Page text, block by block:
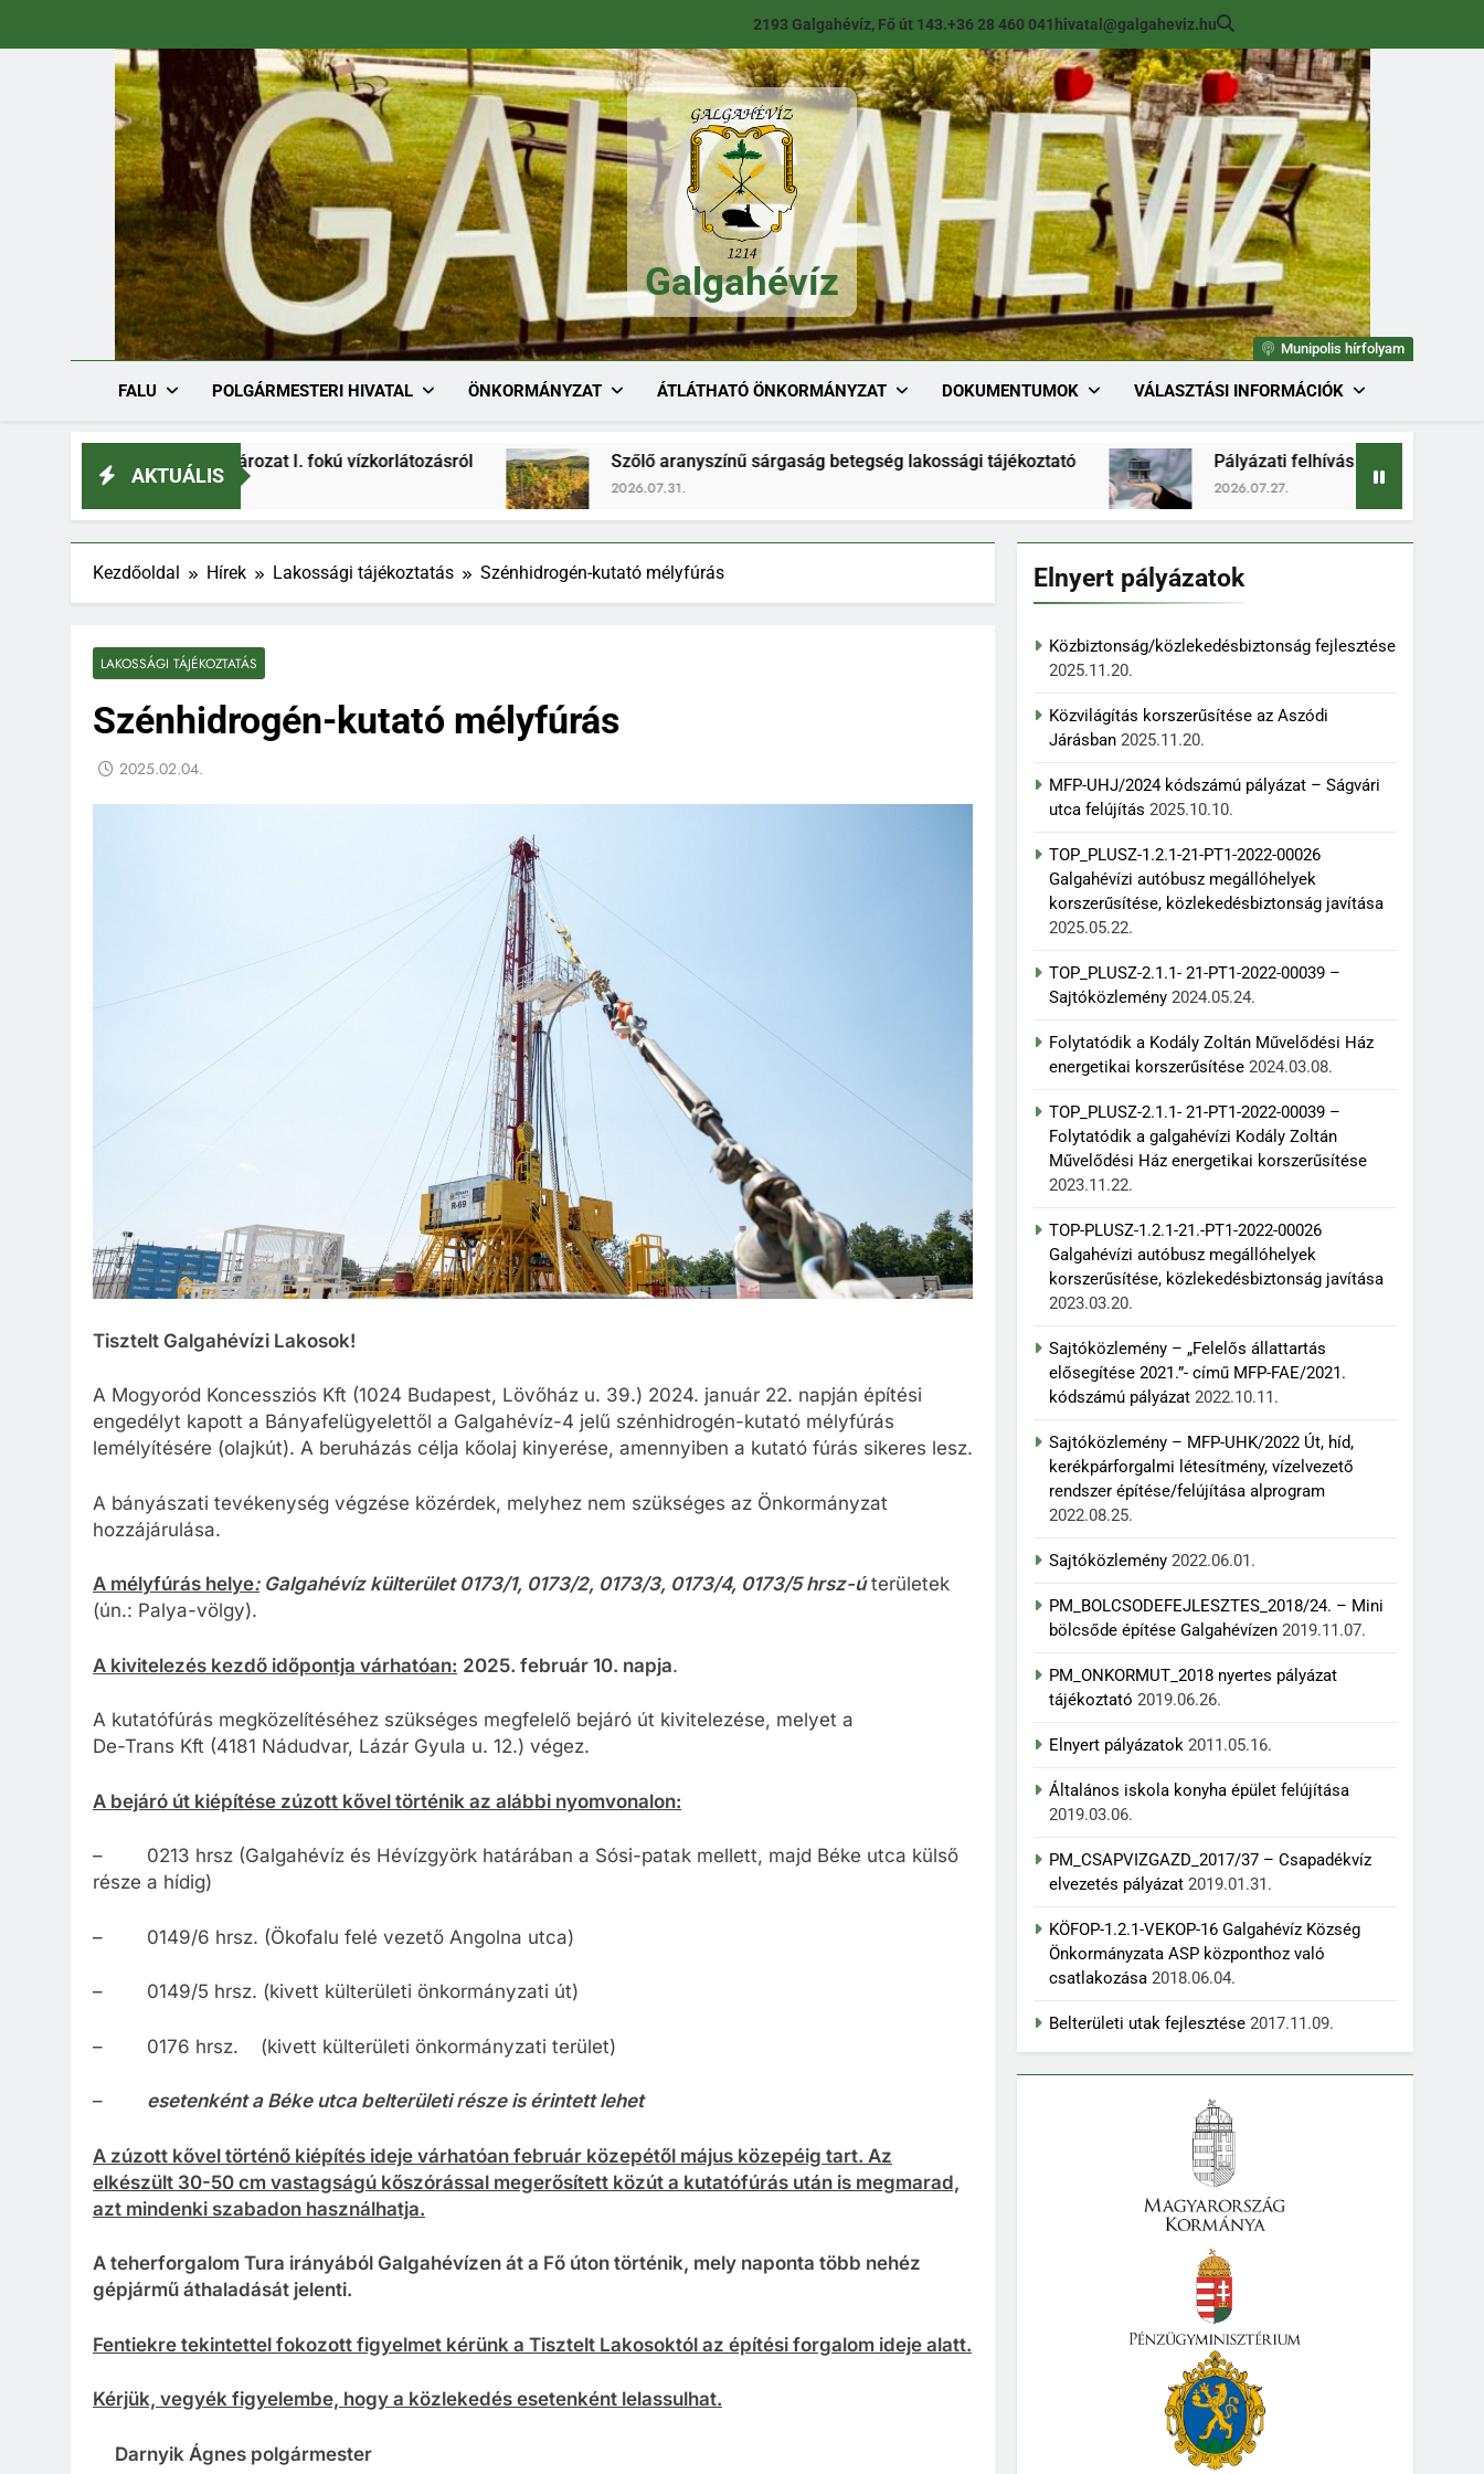
2193 Galgahévíz, Fő út 143.+36 28 460 041 hivatal@galgaheviz.hu
Galgahévíz
Galgahévíz
Munipolis hírfolyam
FALU POLGÁRMESTERI HIVATAL ÖNKORMÁNYZAT ÁTLÁTHATÓ ÖNKORMÁNYZAT DOKUMENTUMOK VÁLASZTÁSI INFORMÁCIÓK
AKTUÁLIS
1/2026. határozat I. fokú vízkorlátozásról Szőlő aranyszínű sárgaság betegség lakossági tájékoztató
2026.07.31.
Pályázati felhívás (módosított) ingatlan
2026.07.27.
Kezdőoldal Hírek Lakossági tájékoztatás Szénhidrogén-kutató mélyfúrás
LAKOSSÁGI TÁJÉKOZTATÁS
Szénhidrogén-kutató mélyfúrás
2025.02.04.
Tisztelt Galgahévízi Lakosok!
A Mogyoród Koncessziós Kft (1024 Budapest, Lövőház u. 39.) 2024. január 22. napján építési
engedélyt kapott a Bányafelügyelettől a Galgahévíz-4 jelű szénhidrogén-kutató mélyfúrás
lemélyítésére (olajkút). A beruházás célja kőolaj kinyerése, amennyiben a kutató fúrás sikeres lesz.
A bányászati tevékenység végzése közérdek, melyhez nem szükséges az Önkormányzat
hozzájárulása.
A mélyfúrás helye:Galgahévíz külterület 0173/1, 0173/2, 0173/3, 0173/4, 0173/5 hrsz-úterületek
(ún.: Palya-völgy).
A kivitelezés kezdő időpontja várhatóan: 2025. február 10. napja.
A kutatófúrás megközelítéséhez szükséges megfelelő bejáró út kivitelezése, melyet a
De-Trans Kft (4181 Nádudvar, Lázár Gyula u. 12.) végez.
A bejáró út kiépítése zúzott kővel történik az alábbi nyomvonalon:
– 0213 hrsz (Galgahévíz és Hévízgyörk határában a Sósi-patak mellett, majd Béke utca külső
része a hídig)
– 0149/6 hrsz. (Ökofalu felé vezető Angolna utca)
– 0149/5 hrsz. (kivett külterületi önkormányzati út)
– 0176 hrsz. (kivett külterületi önkormányzati terület)
– esetenként a Béke utca belterületi része is érintett lehet
A zúzott kővel történő kiépítés ideje várhatóan február közepétől május közepéig tart. Az
elkészült 30-50 cm vastagságú kőszórással megerősített közút a kutatófúrás után is megmarad,
azt mindenki szabadon használhatja.
A teherforgalom Tura irányából Galgahévízen át a Fő úton történik, mely naponta több nehéz
gépjármű áthaladását jelenti.
Fentiekre tekintettel fokozott figyelmet kérünk a Tisztelt Lakosoktól az építési forgalom ideje alatt.
Kérjük, vegyék figyelembe, hogy a közlekedés esetenként lelassulhat.
Darnyik Ágnes polgármester
Elnyert pályázatok
Közbiztonság/közlekedésbiztonság fejlesztése
2025.11.20.
Közvilágítás korszerűsítése az Aszódi
Járásban 2025.11.20.
MFP-UHJ/2024 kódszámú pályázat – Ságvári
utca felújítás 2025.10.10.
TOP_PLUSZ-1.2.1-21-PT1-2022-00026
Galgahévízi autóbusz megállóhelyek
korszerűsítése, közlekedésbiztonság javítása
2025.05.22.
TOP_PLUSZ-2.1.1- 21-PT1-2022-00039 –
Sajtóközlemény 2024.05.24.
Folytatódik a Kodály Zoltán Művelődési Ház
energetikai korszerűsítése 2024.03.08.
TOP_PLUSZ-2.1.1- 21-PT1-2022-00039 –
Folytatódik a galgahévízi Kodály Zoltán
Művelődési Ház energetikai korszerűsítése
2023.11.22.
TOP-PLUSZ-1.2.1-21.-PT1-2022-00026
Galgahévízi autóbusz megállóhelyek
korszerűsítése, közlekedésbiztonság javítása
2023.03.20.
Sajtóközlemény – „Felelős állattartás
elősegítése 2021.”- című MFP-FAE/2021.
kódszámú pályázat 2022.10.11.
Sajtóközlemény – MFP-UHK/2022 Út, híd,
kerékpárforgalmi létesítmény, vízelvezető
rendszer építése/felújítása alprogram
2022.08.25.
Sajtóközlemény 2022.06.01.
PM_BOLCSODEFEJLESZTES_2018/24. – Mini
bölcsőde építése Galgahévízen 2019.11.07.
PM_ONKORMUT_2018 nyertes pályázat
tájékoztató 2019.06.26.
Elnyert pályázatok 2011.05.16.
Általános iskola konyha épület felújítása
2019.03.06.
PM_CSAPVIZGAZD_2017/37 – Csapadékvíz
elvezetés pályázat 2019.01.31.
KÖFOP-1.2.1-VEKOP-16 Galgahévíz Község
Önkormányzata ASP központhoz való
csatlakozása 2018.06.04.
Belterületi utak fejlesztése 2017.11.09.